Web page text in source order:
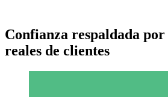
Confianza respaldada
reales de clientes